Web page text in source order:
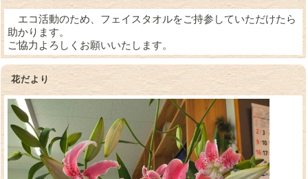
エコ活動のため、フェイスタオルをご持参していただけたら
助かります。
ご協力よろしくお願いいたします。
花だより